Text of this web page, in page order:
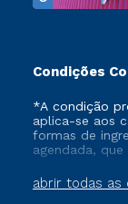
Condições
abrir todas as
*A condição
aplica-se aos
formas de
agendada,
que ainda não
cancelado ou